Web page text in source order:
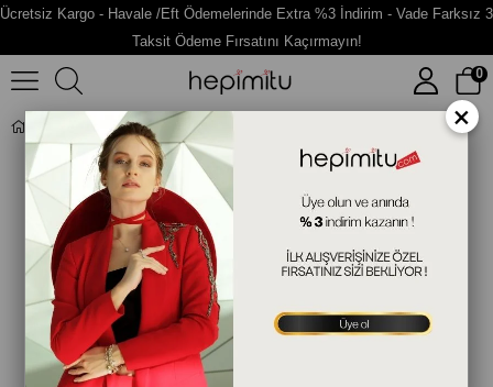
Ücretsiz Kargo - Havale /Eft Ödemelerinde Extra %3 İndirim - Vade Farksız 3
Taksit Ödeme Fırsatını Kaçırmayın!
0
Melek Figürlü Altın Kolye ×